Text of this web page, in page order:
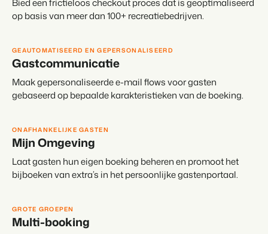
Bied een frictieloos checkout proces dat is geoptimaliseerd
op basis van meer dan 100+ recreatiebedrijven.
GEAUTOMATISEERD EN GEPERSONALISEERD
Gastcommunicatie
Maak gepersonaliseerde e-mail flows voor gasten
gebaseerd op bepaalde karakteristieken van de boeking.
ONAFHANKELIJKE GASTEN
Mijn Omgeving
Laat gasten hun eigen boeking beheren en promoot het
bijboeken van extra’s in het persoonlijke gastenportaal.
GROTE GROEPEN
Multi-booking